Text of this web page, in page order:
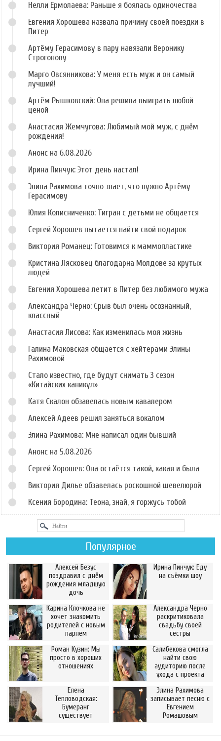
Нелли Ермолаева: Раньше я боялась одиночества
Евгения Хорошева назвала причину своей поездки в
Питер
Артёму Герасимову в пару навязали Веронику
Строгонову
Марго Овсянникова: У меня есть муж и он самый
лучший!
Артём Рышковский: Она решила выиграть любой
ценой
Анастасия Жемчугова: Любимый мой муж, с днём
рождения!
Анонс на 6.08.2026
Ирина Пинчук: Этот день настал!
Элина Рахимова точно знает, что нужно Артёму
Герасимову
Юлия Колисниченко: Тигран с детьми не общается
Сергей Хорошев пытается найти свой подарок
Виктория Романец: Готовимся к маммопластике
Кристина Лясковец благодарна Молдове за крутых
людей
Евгения Хорошева летит в Питер без любимого мужа
Александра Черно: Срыв был очень осознанный,
классный
Анастасия Лисова: Как изменилась моя жизнь
Галина Маковская общается с хейтерами Элины
Рахимовой
Стало известно, где будут снимать 3 сезон
«Китайских каникул»
Катя Скалон обзавелась новым кавалером
Алексей Адеев решил заняться вокалом
Элина Рахимова: Мне написал один бывший
Анонс на 5.08.2026
Сергей Хорошев: Она остаётся такой, какая и была
Виктория Дилье обзавелась роскошной шевелюрой
Ксения Бородина: Теона, знай, я горжусь тобой
Популярное
Алексей Безус
поздравил с днём
рождения младшую
дочь
Ирина Пинчук: Еду
на съёмки шоу
Карина Клочкова не
хочет знакомить
родителей с новым
парнем
Александра Черно
раскритиковала
свадьбу своей
сестры
Роман Кузин: Мы
просто в хороших
отношениях
Салибекова смогла
найти свою
аудиторию после
ухода с проекта
Елена
Тепловодская:
Бумеранг
существует
Элина Рахимова
записывает песню с
Евгением
Ромашовым